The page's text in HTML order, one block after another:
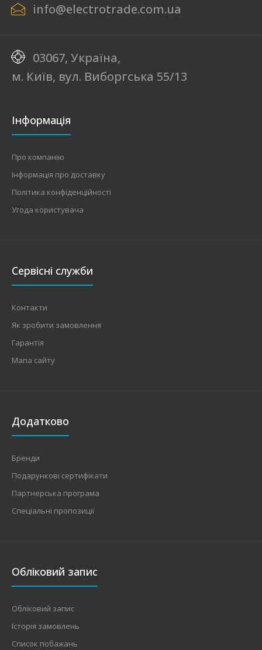
info@electrotrade.com.ua
03067, Україна,
м. Київ, вул. Виборгська 55/13
Інформація
Про компанію
Інформація про доставку
Політика конфіденційності
Угода користувача
Сервісні служби
Контакти
Як зробити замовлення
Гарантія
Мапа сайту
Додатково
Бренди
Подарункові сертифікати
Партнерська програма
Спеціальні пропозиції
Обліковий запис
Обліковий запис
Історія замовлень
Список побажань